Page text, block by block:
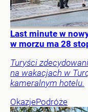
Last minute w
w morzu ma 28
Turyści
na wakacjach w
kameralnym hotelu.
OkazjePodróże